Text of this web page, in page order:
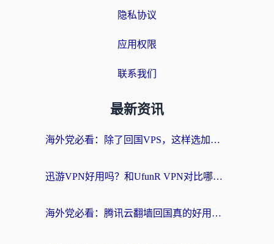
隐私协议
应用权限
联系我们
最新资讯
海外党必看：除了回国VPS，这样选加速器也能无缝刷国内资源？
迅游VPN好用吗？和UfunR VPN对比哪个回国效果更好？海外党亲测避坑指南
海外党必看：腾讯云翻墙回国真的好用吗？+ 3步选对回国加速器指南